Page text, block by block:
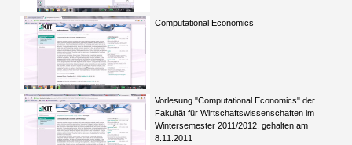
Computational Economics
Vorlesung "Computational Economics" der
Fakultät für Wirtschaftswissenschaften im
Wintersemester 2011/2012, gehalten am
8.11.2011